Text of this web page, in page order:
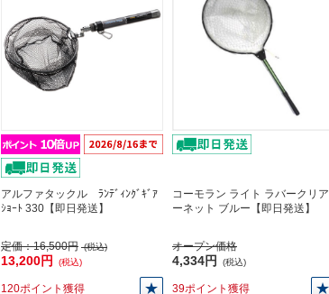
アルファタックル ﾗﾝﾃﾞｨﾝｸﾞｷﾞｱ
ｼｮｰﾄ 330【即日発送】
定価：16,500円 (税込)
13,200円 (税込)
120ポイント獲得
コーモラン ライト ラバークリア
ーネット ブルー【即日発送】
オープン価格
4,334円 (税込)
39ポイント獲得